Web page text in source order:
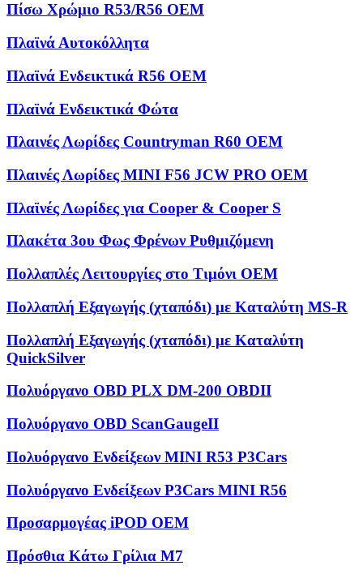
Πίσω Χρώμιο R53/R56 OEM
Πλαϊνά Αυτοκόλλητα
Πλαϊνά Ενδεικτικά R56 OEM
Πλαϊνά Ενδεικτικά Φώτα
Πλαινές Λωρίδες Countryman R60 OEM
Πλαινές Λωρίδες MINI F56 JCW PRO OEM
Πλαϊνές Λωρίδες για Cooper & Cooper S
Πλακέτα 3ου Φως Φρένων Ρυθμιζόμενη
Πολλαπλές Λειτουργίες στο Τιμόνι OEM
Πολλαπλή Εξαγωγής (χταπόδι) με Καταλύτη MS-R
Πολλαπλή Εξαγωγής (χταπόδι) με Καταλύτη
QuickSilver
Πολυόργανο OBD PLX DM-200 OBDII
Πολυόργανο OBD ScanGaugeII
Πολυόργανο Ενδείξεων MINI R53 P3Cars
Πολυόργανο Ενδείξεων P3Cars MINI R56
Προσαρμογέας iPOD OEM
Πρόσθια Κάτω Γρίλια M7